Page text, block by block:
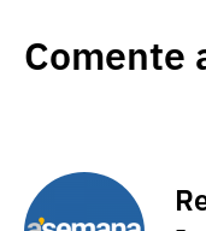
Comente